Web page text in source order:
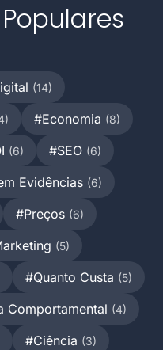
(14)
#Economia (8)
(6) #SEO (6)
Evidências (6)
#Preços (6)
(5)
#Quanto Custa (5)
Comportamental (4)
#Ciência (3)